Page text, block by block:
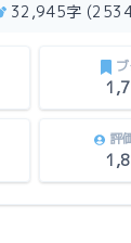
32,945字
評